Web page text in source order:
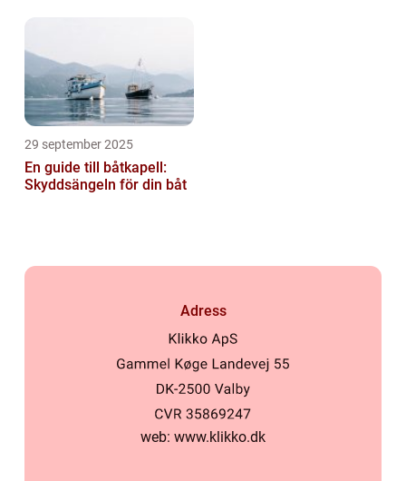
29 september 2025
En guide till båtkapell:
Skyddsängeln för din båt
Adress
web: www.klikko.dk